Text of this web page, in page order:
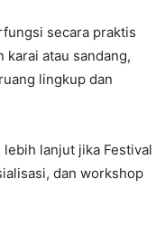
secara praktis
karai atau sandang,
lingkup dan
lebih lanjut jika Festival
dan workshop